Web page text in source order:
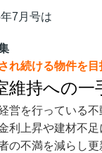
7 月号は
れ続ける物件を目
維持への一
営を行っている
利上昇や建材不
の不満を減らし